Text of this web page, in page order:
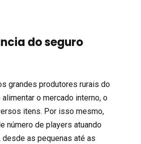
do seguro
grandes produtores rurais do
o mercado interno, o
itens. Por isso mesmo,
número de players atuando
as pequenas até as